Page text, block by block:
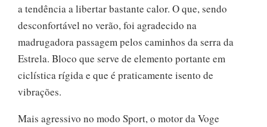
a tendência a libertar bastante calor. O que, sendo
desconfortável no verão, foi agradecido na
madrugadora passagem pelos caminhos da serra da
Estrela. Bloco que serve de elemento portante em
ciclística rígida e que é praticamente isento de
vibrações.
Mais agressivo no modo Sport, o motor da Voge